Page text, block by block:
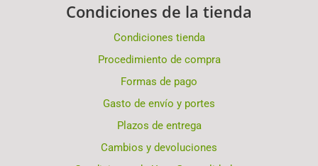
Condiciones de la tienda
Condiciones tienda
Procedimiento de compra
Formas de pago
Gasto de envío y portes
Plazos de entrega
Cambios y devoluciones